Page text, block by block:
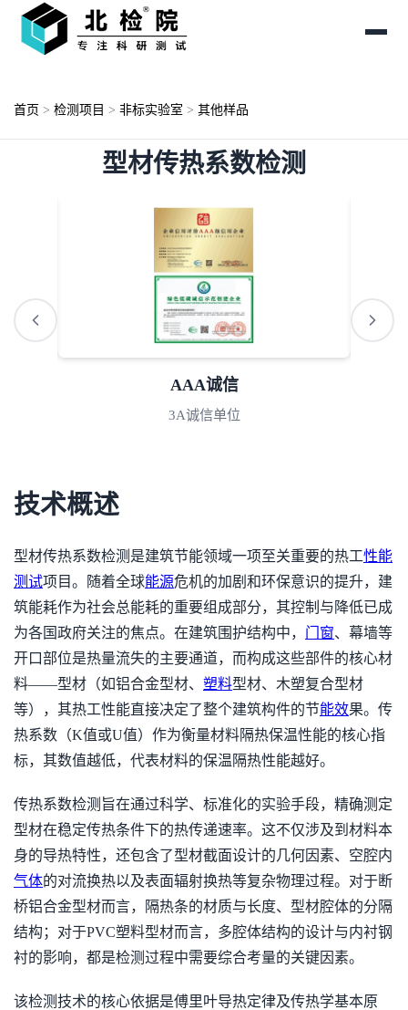
首页 > 检测项目 > 非标实验室 > 其他样品
型材传热系数检测
AAA诚信
3A诚信单位
技术概述
型材传热系数检测是建筑节能领域一项至关重要的热工性能
测试项目。随着全球能源危机的加剧和环保意识的提升，建
筑能耗作为社会总能耗的重要组成部分，其控制与降低已成
为各国政府关注的焦点。在建筑围护结构中， 门窗、幕墙等
开口部位是热量流失的主要通道，而构成这些部件的核心材
料——型材（如铝合金型材、 塑料型材、木塑复合型材
等），其热工性能直接决定了整个建筑构件的节能效果。传
热系数（K值或U值）作为衡量材料隔热保温性能的核心指
标，其数值越低，代表材料的保温隔热性能越好。
传热系数检测旨在通过科学、标准化的实验手段，精确测定
型材在稳定传热条件下的热传递速率。这不仅涉及到材料本
身的导热特性，还包含了型材截面设计的几何因素、空腔内
气体的对流换热以及表面辐射换热等复杂物理过程。对于断
桥铝合金型材而言，隔热条的材质与长度、型材腔体的分隔
结构；对于PVC塑料型材而言，多腔体结构的设计与内衬钢
衬的影响，都是检测过程中需要综合考量的关键因素。
该检测技术的核心依据是傅里叶导热定律及传热学基本原